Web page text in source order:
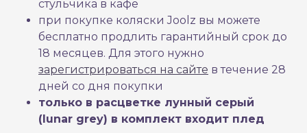
стульчика в кафе
при покупке коляски Joolz вы можете
бесплатно продлить гарантийный срок до
18 месяцев. Для этого нужно
зарегистрироваться на сайте в течение 28
дней со дня покупки
только в расцветке лунный серый
(lunar grey) в комплект входит плед